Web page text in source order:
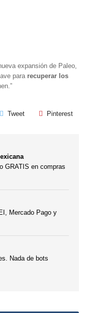
expansión de Paleo,
para recuperar los
Tweet Pinterest
GRATIS en compras
Mercado Pago y
Nada de bots